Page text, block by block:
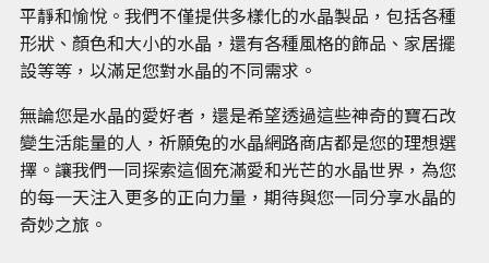
平靜和愉悅。我們不僅提供多樣化的水晶製品，包括各種
形狀、顏色和大小的水晶，還有各種風格的飾品、家居擺
設等等，以滿足您對水晶的不同需求。
無論您是水晶的愛好者，還是希望透過這些神奇的寶石改
變生活能量的人，祈願兔的水晶網路商店都是您的理想選
擇。讓我們一同探索這個充滿愛和光芒的水晶世界，為您
的每一天注入更多的正向力量，期待與您一同分享水晶的
奇妙之旅。